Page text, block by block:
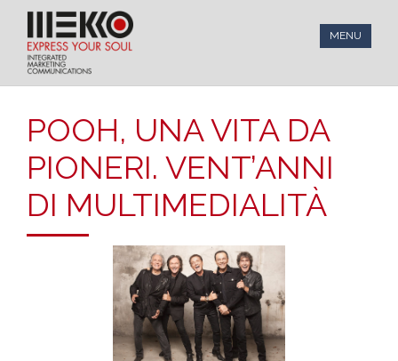
MENU
POOH, UNA VITA DA
PIONERI. VENT’ANNI
DI MULTIMEDIALITÀ